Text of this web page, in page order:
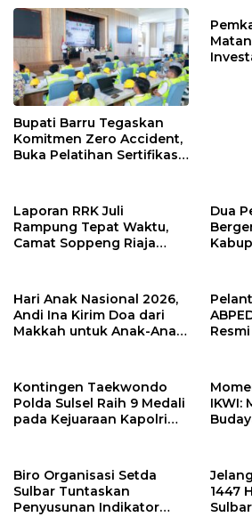
Bupati Barru Tegaskan
Komitmen Zero Accident,
Buka Pelatihan Sertifikasi
Laporan RRK Juli
Rampung Tepat Waktu,
Camat Soppeng Riaja
Dua
Hari Anak Nasional 2026,
Andi Ina Kirim Doa dari
Makkah untuk Anak-Anak
Kontingen Taekwondo
Polda Sulsel Raih 9 Medali
pada Kejuaraan Kapolri
IKWI:
Biro Organisasi Setda
Sulbar Tuntaskan
Penyusunan Indikator
1447